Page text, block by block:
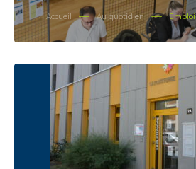
Accueil Au quotidien Emploi
Portails
Actualités
Agenda
Recherche